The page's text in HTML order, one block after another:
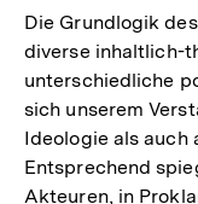
Die Grundlogik
diverse inhaltlich-
unterschiedliche
sich unserem
Ideologie als auch
Entsprechend
Akteuren, in